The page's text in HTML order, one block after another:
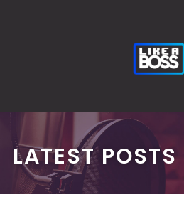
LATEST POSTS